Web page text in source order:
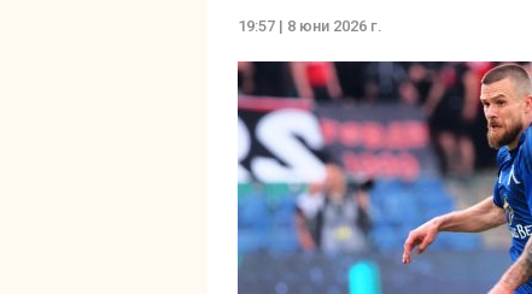
19:57 | 8 юни 2026 г.